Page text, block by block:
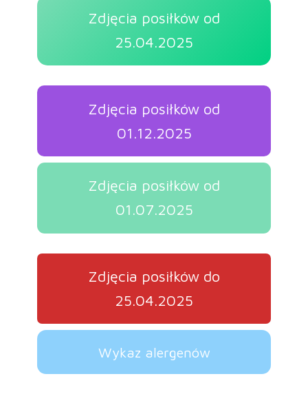
Zdjęcia posiłków od
25.04.2025
Zdjęcia posiłków od
01.12.2025
Zdjęcia posiłków od
01.07.2025
Zdjęcia posiłków do
25.04.2025
Wykaz alergenów